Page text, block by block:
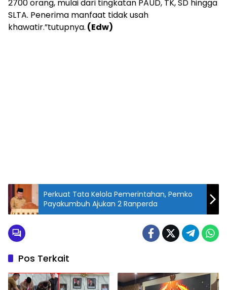
2700 orang, mulai dari tingkatan PAUD, TK, SD hingga
SLTA. Penerima manfaat tidak usah
khawatir.”tutupnya. (Edw)
Perkuat Tata Kelola Pemerintahan, Pemko
Payakumbuh Ajukan 2 Ranperda
Pos Terkait